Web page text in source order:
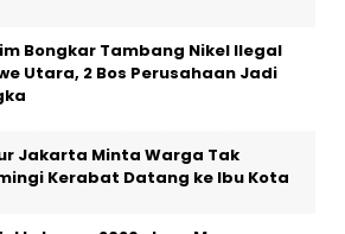
Bongkar Tambang Nikel Ilegal
Utara, 2 Bos Perusahaan Jadi
Jakarta Minta Warga Tak
Kerabat Datang ke Ibu Kota